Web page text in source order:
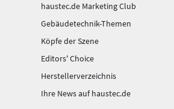
haustec.de Marketing Club
Gebäudetechnik-Themen
Köpfe der Szene
Editors' Choice
Herstellerverzeichnis
Ihre News auf haustec.de